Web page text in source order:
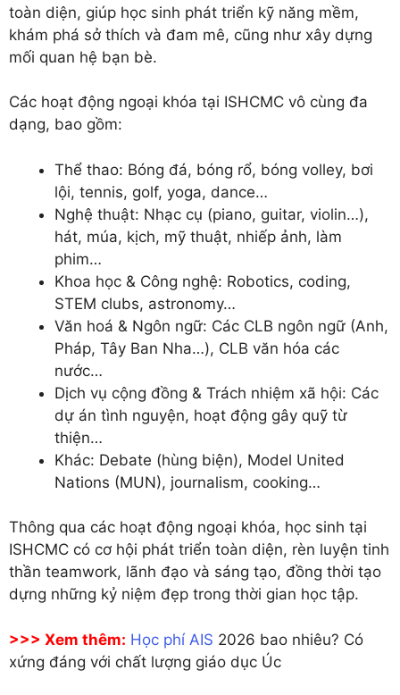
toàn diện, giúp học sinh phát triển kỹ năng mềm,
khám phá sở thích và đam mê, cũng như xây dựng
mối quan hệ bạn bè.
Các hoạt động ngoại khóa tại ISHCMC vô cùng đa
dạng, bao gồm:
Thể thao: Bóng đá, bóng rổ, bóng volley, bơi
lội, tennis, golf, yoga, dance…
Nghệ thuật: Nhạc cụ (piano, guitar, violin…),
hát, múa, kịch, mỹ thuật, nhiếp ảnh, làm
phim…
Khoa học & Công nghệ: Robotics, coding,
STEM clubs, astronomy…
Văn hoá & Ngôn ngữ: Các CLB ngôn ngữ (Anh,
Pháp, Tây Ban Nha…), CLB văn hóa các
nước…
Dịch vụ cộng đồng & Trách nhiệm xã hội: Các
dự án tình nguyện, hoạt động gây quỹ từ
thiện…
Khác: Debate (hùng biện), Model United
Nations (MUN), journalism, cooking…
Thông qua các hoạt động ngoại khóa, học sinh tại
ISHCMC có cơ hội phát triển toàn diện, rèn luyện tinh
thần teamwork, lãnh đạo và sáng tạo, đồng thời tạo
dựng những kỷ niệm đẹp trong thời gian học tập.
>>> Xem thêm: Học phí AIS 2026 bao nhiêu? Có
xứng đáng với chất lượng giáo dục Úc